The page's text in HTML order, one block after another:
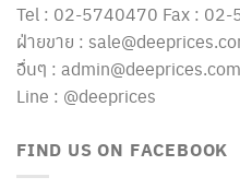
Tel : 02-5740470 Fax :
ฝ่ายขาย :
อื่นๆ : admin@deeprices.com
Line : @deeprices
FIND US ON FACEBOOK